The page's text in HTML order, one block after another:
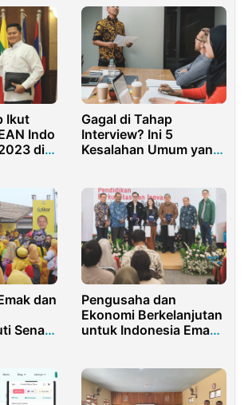
Ikut
Indo
di
Gagal di Tahap
Interview? Ini 5
Kesalahan Umum yang
dan
Senam
Pengusaha dan
Ekonomi Berkelanjutan
untuk Indonesia Emas